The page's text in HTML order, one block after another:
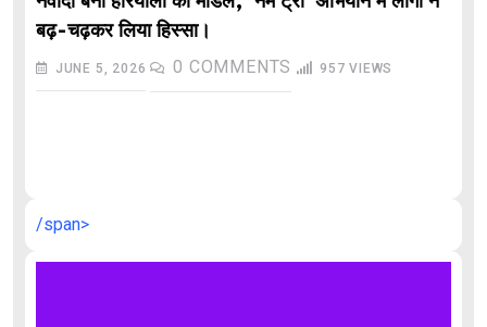
बढ़-चढ़कर लिया हिस्सा।
JUNE 5, 2026 0 COMMENTS 957 VIEWS
/span>